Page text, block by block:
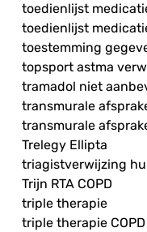
toedienlijst
toedienlijst
toestemming
topsport astma
tramadol niet
transmurale
transmurale
Trelegy Ellipta
triagistverwijzing
Trijn RTA COPD
triple therapie
triple therapie